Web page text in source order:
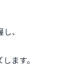
、
ます。